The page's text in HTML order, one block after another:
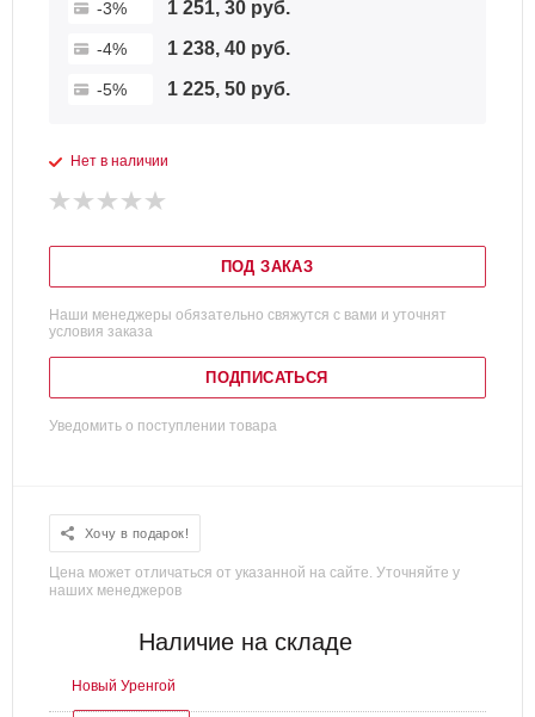
-3% 1 251, 30 руб.
-4% 1 238, 40 руб.
-5% 1 225, 50 руб.
Нет в наличии
ПОД ЗАКАЗ
Наши менеджеры обязательно свяжутся с вами и уточнят
условия заказа
ПОДПИСАТЬСЯ
Уведомить о поступлении товара
Хочу в подарок!
Цена может отличаться от указанной на сайте. Уточняйте у
наших менеджеров
Наличие на складе
Новый Уренгой